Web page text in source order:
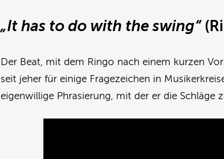
„It has to do with the swing“
Der Beat, mit dem Ringo nach einem kurzen
seit jeher für einige Fragezeichen in
eigenwillige Phrasierung, mit der er die Schläge